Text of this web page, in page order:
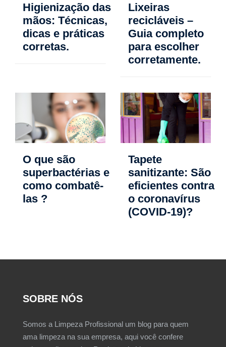
Higienização das
mãos: Técnicas,
dicas e práticas
corretas.
Lixeiras
recicláveis –
Guia completo
para escolher
corretamente.
O que são
superbactérias e
como combatê-
las ?
Tapete
sanitizante: São
eficientes contra
o coronavírus
(COVID-19)?
SOBRE NÓS
Somos a Limpeza Profissional um blog para quem
ama limpeza na sua empresa, aqui você confere